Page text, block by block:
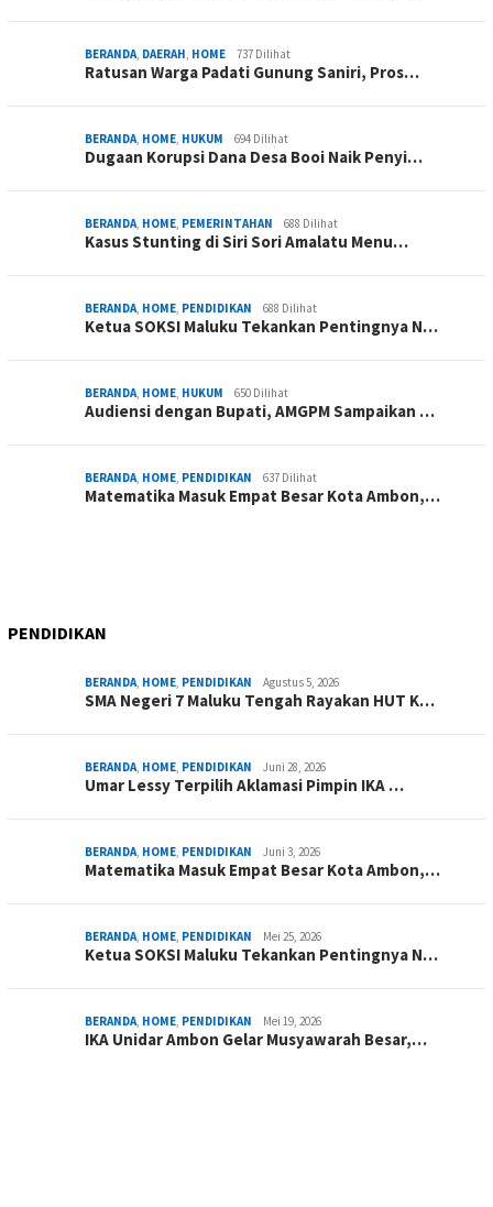
BERANDA, DAERAH, HOME 737 Dilihat
Ratusan Warga Padati Gunung Saniri, Pros…
BERANDA, HOME, HUKUM 694 Dilihat
Dugaan Korupsi Dana Desa Booi Naik Penyi…
BERANDA, HOME, PEMERINTAHAN 688 Dilihat
Kasus Stunting di Siri Sori Amalatu Menu…
BERANDA, HOME, PENDIDIKAN 688 Dilihat
Ketua SOKSI Maluku Tekankan Pentingnya N…
BERANDA, HOME, HUKUM 650 Dilihat
Audiensi dengan Bupati, AMGPM Sampaikan …
BERANDA, HOME, PENDIDIKAN 637 Dilihat
Matematika Masuk Empat Besar Kota Ambon,…
PENDIDIKAN
BERANDA, HOME, PENDIDIKAN Agustus 5, 2026
SMA Negeri 7 Maluku Tengah Rayakan HUT K…
BERANDA, HOME, PENDIDIKAN Juni 28, 2026
Umar Lessy Terpilih Aklamasi Pimpin IKA …
BERANDA, HOME, PENDIDIKAN Juni 3, 2026
Matematika Masuk Empat Besar Kota Ambon,…
BERANDA, HOME, PENDIDIKAN Mei 25, 2026
Ketua SOKSI Maluku Tekankan Pentingnya N…
BERANDA, HOME, PENDIDIKAN Mei 19, 2026
IKA Unidar Ambon Gelar Musyawarah Besar,…